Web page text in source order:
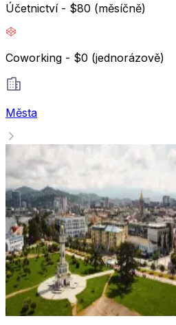
Účetnictví - $80 (měsíčně)
Coworking - $0 (jednorázově)
Města